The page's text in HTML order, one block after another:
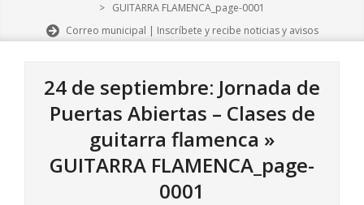
> GUITARRA FLAMENCA_page-0001
Correo municipal | Inscríbete y recibe noticias y avisos
24 de septiembre: Jornada de
Puertas Abiertas – Clases de
guitarra flamenca »
GUITARRA FLAMENCA_page-
0001